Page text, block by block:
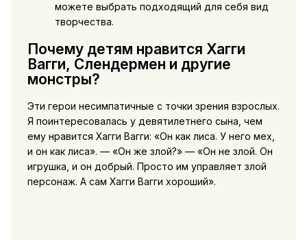
можете выбрать подходящий для себя вид
творчества.
Почему детям нравится Хагги
Вагги, Слендермен и другие
монстры?
Эти герои несимпатичные с точки зрения взрослых.
Я поинтересовалась у девятилетнего сына, чем
ему нравится Хагги Вагги: «Он как лиса. У него мех,
и он как лиса». — «Он же злой?» — «Он не злой. Он
игрушка, и он добрый. Просто им управляет злой
персонаж. А сам Хагги Вагги хороший».